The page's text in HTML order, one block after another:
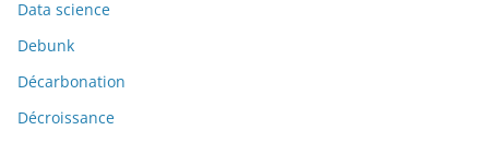
Data science
Debunk
Décarbonation
Décroissance